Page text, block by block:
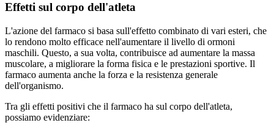
Effetti sul corpo dell'atleta
L'azione del farmaco si basa sull'effetto combinato di vari esteri, che
lo rendono molto efficace nell'aumentare il livello di ormoni
maschili. Questo, a sua volta, contribuisce ad aumentare la massa
muscolare, a migliorare la forma fisica e le prestazioni sportive. Il
farmaco aumenta anche la forza e la resistenza generale
dell'organismo.
Tra gli effetti positivi che il farmaco ha sul corpo dell'atleta,
possiamo evidenziare: